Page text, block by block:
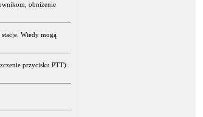
obniżenie
Wtedy mogą
przycisku PTT).